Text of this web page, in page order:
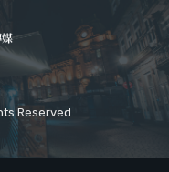
Reserved.